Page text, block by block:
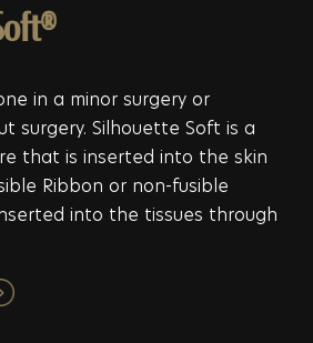
in a minor surgery or
surgery. Silhouette Soft is a
that is inserted into the skin
Ribbon or non-fusible
into the tissues through